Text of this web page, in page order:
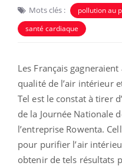
Mots clés : pollution au
santé cardiaque
Les Français
qualité de l’air intérieur
Tel est le constat à tirer
de la Journée Nationale
l’entreprise Rowenta.
pour purifier l’air
obtenir de tels résultats